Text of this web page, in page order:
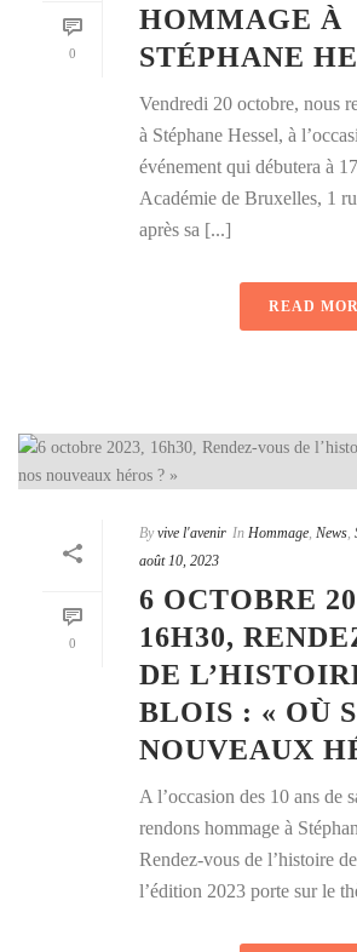
0
HOMMAGE À
STÉPHANE
Vendredi 20 octobre, nous
à Stéphane Hessel, à
événement qui débutera à
Académie de Bruxelles, 1
après sa [...]
READ
0
By vive l'avenir In Hommage, News,
août 10, 2023
6 OCTOBRE
16H30,
DE
BLOIS : « OÙ
NOUVEAUX
A l’occasion des 10 ans de
rendons hommage à
Rendez-vous de l’histoire
l’édition 2023 porte sur le